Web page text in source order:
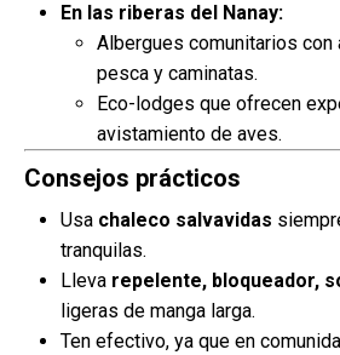
En las riberas del Nanay:
Albergues comunitarios
pesca y caminatas.
Eco-lodges que ofrecen
avistamiento de aves.
Consejos prácticos
Usa chaleco salvavidas
tranquilas.
Lleva repelente, bloqueador,
ligeras de manga larga.
Ten efectivo, ya que en